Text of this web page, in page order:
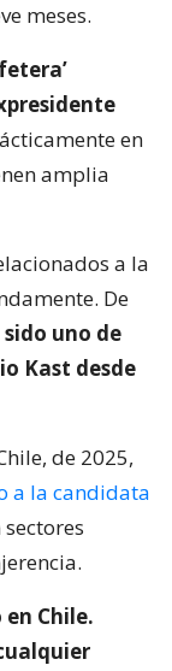
meses.
en
amplia
a la
De
sido uno de
Kast desde
de 2025,
a la candidata
Chile.